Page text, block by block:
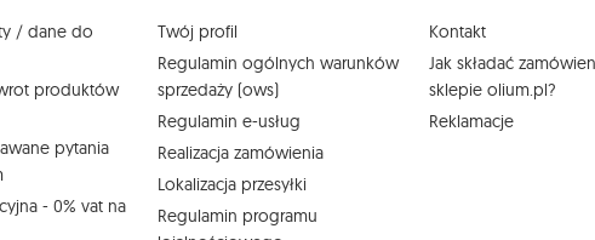
/ dane do
produktów
pytania
- 0% vat na
Twój profil
Regulamin ogólnych warunków
sprzedaży (ows)
Regulamin e-usług
Realizacja zamówienia
Lokalizacja przesyłki
Regulamin programu
Kontakt
Jak składać
sklepie olium.pl?
Reklamacje